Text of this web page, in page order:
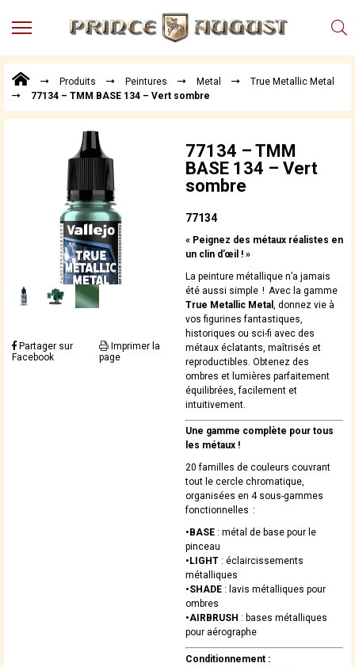
MENU
Points
de
Vente
Actualités
Téléchargements
Techniques,
trucs et
astuces
Vidéos
Produits Peintures Metal
True Metallic Metal
77134 – TMM BASE 134 – Vert sombre
Partager sur
Facebook
Imprimer la
page
77134 – TMM
BASE 134 – Vert
sombre
77134
« Peignez des métaux réalistes en
un clin d’œil ! »
La peinture métallique n’a jamais
été aussi simple ! Avec la gamme
True Metallic Metal , donnez vie à
vos figurines fantastiques,
historiques ou sci-fi avec des
métaux éclatants, maîtrisés et
reproductibles. Obtenez des
ombres et lumières parfaitement
équilibrées, facilement et
intuitivement.
Une gamme complète pour tous
les métaux !
20 familles de couleurs couvrant
tout le cercle chromatique,
organisées en 4 sous-gammes
fonctionnelles :
•BASE : métal de base pour le
pinceau
•LIGHT : éclaircissements
métalliques
•SHADE : lavis métalliques pour
ombres
•AIRBRUSH : bases métalliques
pour aérographe
Conditionnement :